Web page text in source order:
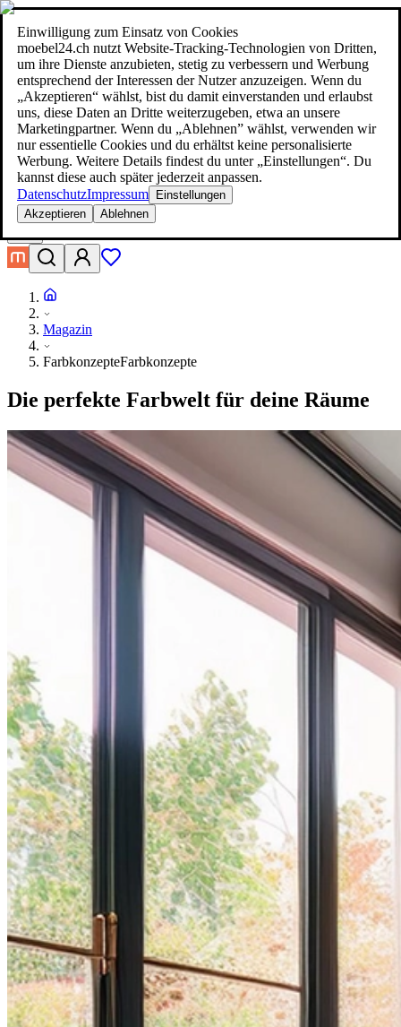
Einwilligung zum Einsatz von Cookies
moebel24.ch nutzt Website-Tracking-Technologien von Dritten,
um ihre Dienste anzubieten, stetig zu verbessern und Werbung
entsprechend der Interessen der Nutzer anzuzeigen. Wenn du
„Akzeptieren“ wählst, bist du damit einverstanden und erlaubst
uns, diese Daten an Dritte weiterzugeben, etwa an unsere
Marketingpartner. Wenn du „Ablehnen” wählst, verwenden wir
nur essentielle Cookies und du erhältst keine personalisierte
Werbung. Weitere Details findest du unter „Einstellungen“. Du
kannst diese auch später jederzeit anpassen.
DatenschutzImpressum
Einstellungen
Akzeptieren
Ablehnen
moebel24.ch - moebel dir den besten Preis!Über 100 Mio. Produkte
im Preisvergleich|Mehr als 1.000 Online-Shops in neun Ländern
moebel24.ch - moebel dir den besten Preis!
Über 100 Mio. Produkte im Preisvergleich
Mehr als 1.000 Online-Shops in neun Ländern
Mehr erfahren
Suche
moebel dir den besten Preis!moebel dir den besten Preis!
Magazin
FarbkonzepteFarbkonzepte
Die perfekte Farbwelt für deine Räume